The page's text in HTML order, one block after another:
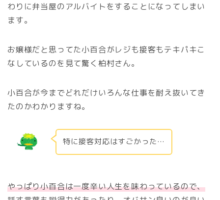
わりに弁当屋のアルバイトをすることになってしまい
ます。
お嬢様だと思ってた小百合がレジも接客もテキパキこ
なしているのを見て驚く柏村さん。
小百合が今までどれだけいろんな仕事を耐え抜いてき
たのかわかりますね。
特に接客対応はすごかった…
やっぱり小百合は一度辛い人生を味わっているので、